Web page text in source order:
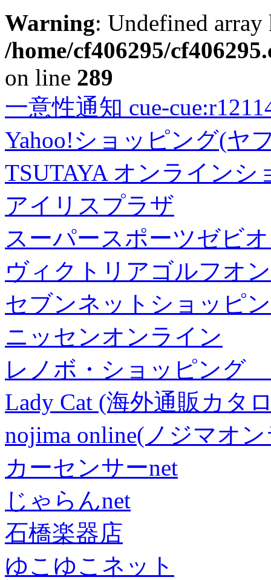
Warning: Undefined
/home/cf406295/
on line 289
一意性通知 cue-
Yahoo!ショッピング(ヤ
TSUTAYA オンラインシ
アイリスプラザ
スーパースポーツゼビ
ヴィクトリアゴルフオ
セブンネットショッピ
ニッセンオンライン
レノボ・ショッピング
Lady Cat (海外通販カタ
nojima online(ノジマオ
カーセンサーnet
じゃらんnet
石橋楽器店
ゆこゆこネット